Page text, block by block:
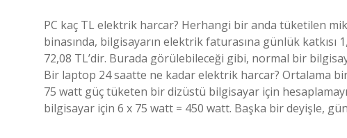
PC kaç TL elektrik harcar? Herhangi bir anda tüketilen
binasında, bilgisayarın elektrik faturasına günlük katkısı
72,08 TL’dir. Burada görülebileceği gibi, normal bir
Bir laptop 24 saatte ne kadar elektrik harcar? Ortalama
75 watt güç tüketen bir dizüstü bilgisayar için
bilgisayar için 6 x 75 watt = 450 watt. Başka bir deyişle,